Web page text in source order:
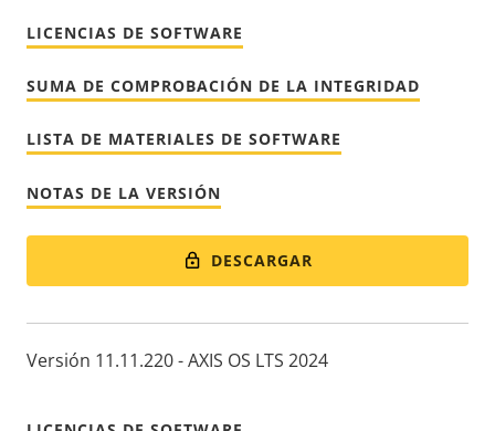
LICENCIAS DE SOFTWARE
SUMA DE COMPROBACIÓN DE LA INTEGRIDAD
LISTA DE MATERIALES DE SOFTWARE
NOTAS DE LA VERSIÓN
DESCARGAR
Versión 11.11.220 - AXIS OS LTS 2024